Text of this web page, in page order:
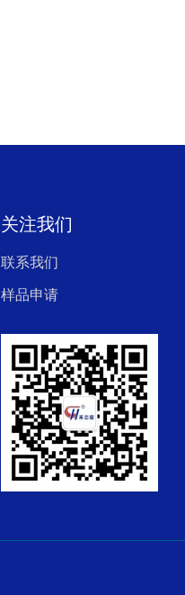
关注我们
联系我们
样品申请